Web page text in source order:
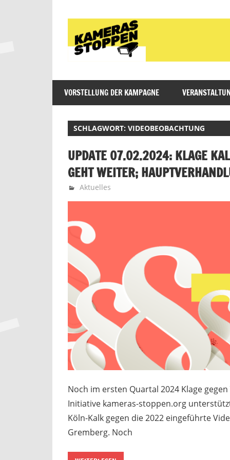
Inhalt
springen
Kameras
stoppen!
gegen
die
polizeiliche
Videobeobachtung
im
öffentlichen
Raum
in
Köln
VORSTELLUNG DER KAMPAGNE
SCHLAGWORT:VIDEOBEOBACHTUNG
UPDATE 07.02.2024: KLAGE
GEHT WEITER;
7. Februar 2024
Martin
Aktuelles
Noch im ersten Quartal 2024 Klage
Initiative kameras-stoppen.org
Köln-Kalk gegen die 2022 eingeführte
Gremberg. Noch